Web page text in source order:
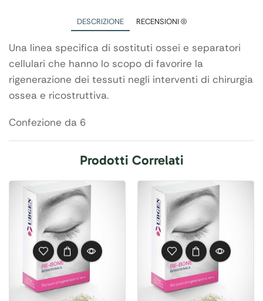
DESCRIZIONE RECENSIONI (0)
Una linea specifica di sostituti ossei e separatori
cellulari che hanno lo scopo di favorire la
rigenerazione dei tessuti negli interventi di chirurgia
ossea e ricostruttiva.
Confezione da 6
Prodotti Correlati